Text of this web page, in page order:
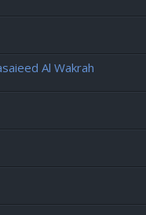
Al Wakrah